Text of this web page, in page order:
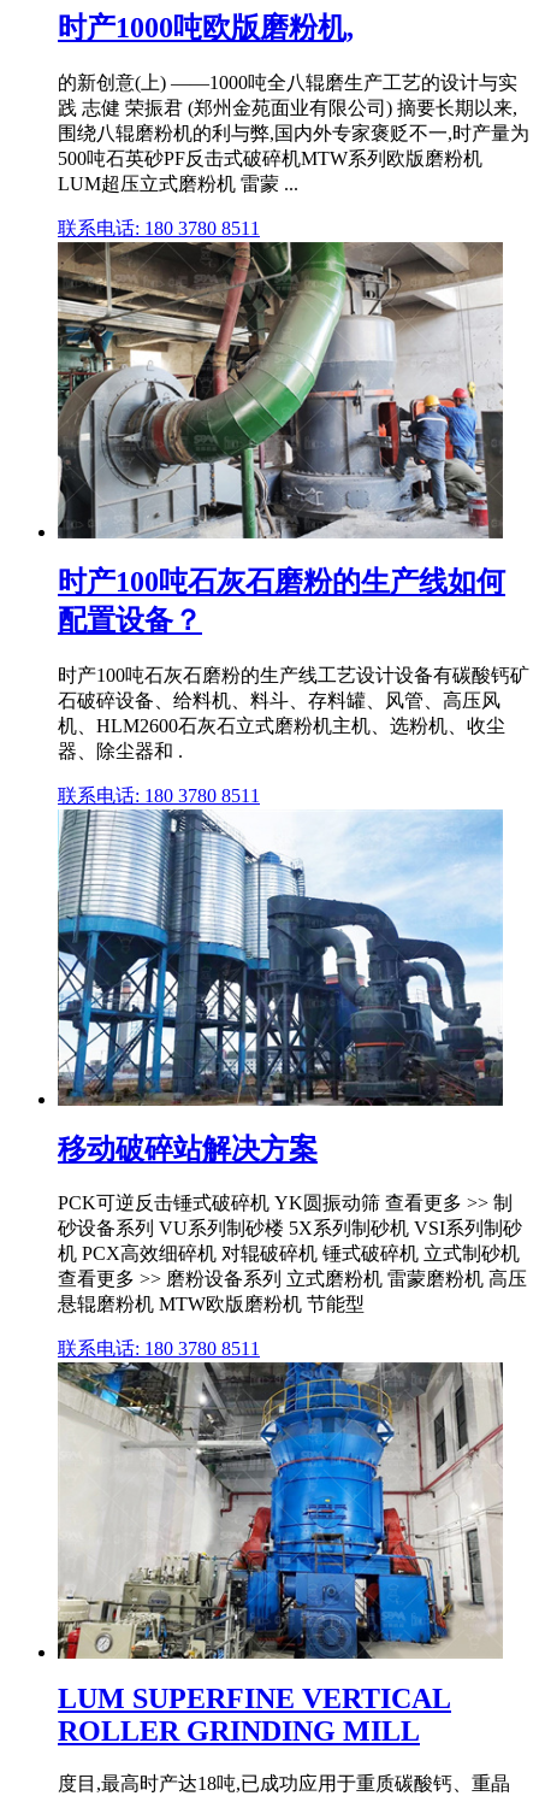
时产1000吨欧版磨粉机,
的新创意(上) ——1000吨全八辊磨生产工艺的设计与实
践 志健 荣振君 (郑州金苑面业有限公司) 摘要长期以来,
围绕八辊磨粉机的利与弊,国内外专家褒贬不一,时产量为
500吨石英砂PF反击式破碎机MTW系列欧版磨粉机
LUM超压立式磨粉机 雷蒙 ...
联系电话: 180 3780 8511
时产100吨石灰石磨粉的生产线如何
配置设备？
时产100吨石灰石磨粉的生产线工艺设计设备有碳酸钙矿
石破碎设备、给料机、料斗、存料罐、风管、高压风
机、HLM2600石灰石立式磨粉机主机、选粉机、收尘
器、除尘器和 .
联系电话: 180 3780 8511
移动破碎站解决方案
PCK可逆反击锤式破碎机 YK圆振动筛 查看更多 >> 制
砂设备系列 VU系列制砂楼 5X系列制砂机 VSI系列制砂
机 PCX高效细碎机 对辊破碎机 锤式破碎机 立式制砂机
查看更多 >> 磨粉设备系列 立式磨粉机 雷蒙磨粉机 高压
悬辊磨粉机 MTW欧版磨粉机 节能型
联系电话: 180 3780 8511
LUM SUPERFINE VERTICAL
ROLLER GRINDING MILL
度目,最高时产达18吨,已成功应用于重质碳酸钙、重晶